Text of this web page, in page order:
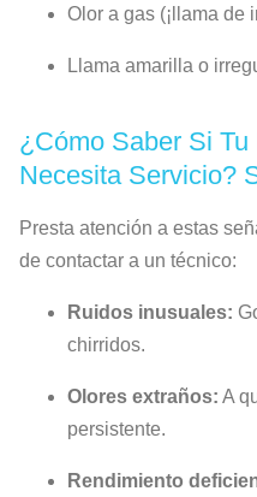
Olor a gas (¡llama de
Llama amarilla o
¿Cómo Saber Si
Necesita Servicio?
Presta atención a estas
de contactar a un técnico:
Ruidos inusuales:
chirridos.
Olores extraños: A
persistente.
Rendimiento